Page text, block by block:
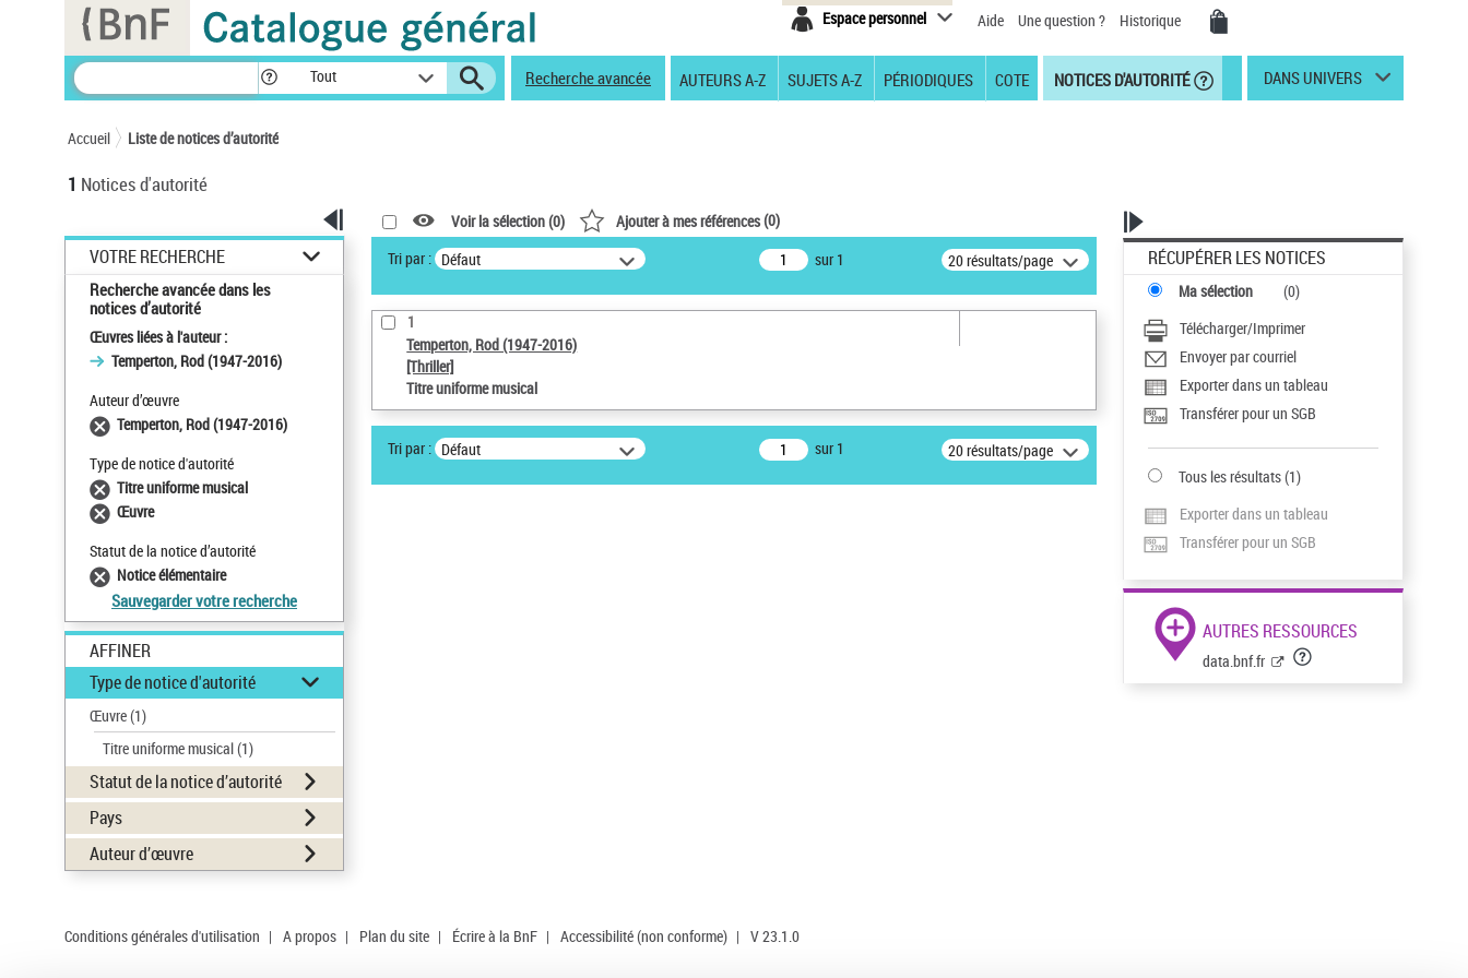
Espace personnel Aide Une question ? Historique
Tout Recherche avancée AUTEURS A-Z SUJETS A-Z PÉRIODIQUES COTE NOTICES D'AUTORITÉ DANS UNIVERS
Accueil Liste de notices d’autorité
1 Notices d'autorité
VOTRE RECHERCHE
Recherche avancée dans les
notices d’autorité
Œuvres liées à l'auteur :
Temperton, Rod (1947-2016)
Auteur d’œuvre
Temperton, Rod (1947-2016)
Type de notice d'autorité
Titre uniforme musical
Œuvre
Statut de la notice d’autorité
Notice élémentaire
Sauvegarder votre recherche
AFFINER
Type de notice d'autorité
Œuvre(1)
Titre uniforme musical(1)
Statut de la notice d’autorité
Pays
Auteur d’œuvre
Voir la sélection (0) Ajouter à mes références(0)
Tri par : Défaut sur 1 20 résultats/page
1
Temperton, Rod (1947-2016)
[Thriller]
Titre uniforme musical
Tri par : Défaut sur 1 20 résultats/page
RÉCUPÉRER LES NOTICES
Ma sélection (0)
Télécharger/Imprimer
Envoyer par courriel
Exporter dans un tableau
Transférer pour un SGB
Tous les résultats(1)
Exporter dans un tableau
Transférer pour un SGB
AUTRES RESSOURCES
data.bnf.fr
Conditions générales d'utilisation | A propos | Plan du site | Écrire à la BnF | Accessibilité (non conforme) | V 23.1.0
Panneau de gestion des cookies